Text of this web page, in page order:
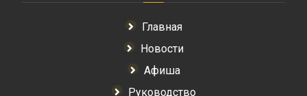
Главная
Новости
Афиша
Руководство